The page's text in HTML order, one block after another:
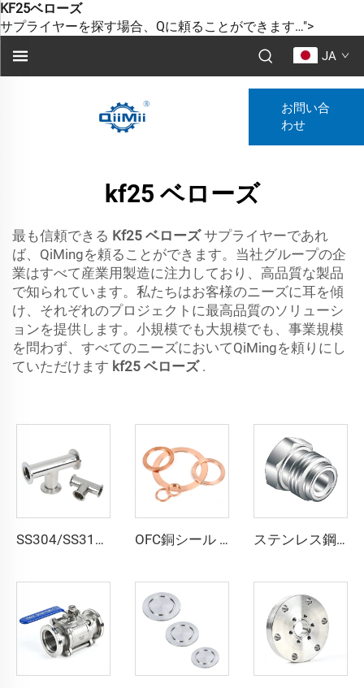
KF25ベローズ
サプライヤーを探す場合、Qに頼ることができます…">
JA
お問い合
わせ
kf25 ベローズ
最も信頼できる Kf25 ベローズサプライヤーであれ
ば、QiMingを頼ることができます。当社グループの企
業はすべて産業用製造に注力しており、高品質な製品
で知られています。私たちはお客様のニーズに耳を傾
け、それぞれのプロジェクトに最高品質のソリューシ
ョンを提供します。小規模でも大規模でも、事業規模
を問わず、すべてのニーズにおいてQiMingを頼りにし
ていただけます kf25 ベローズ .
SS304/SS316L 真空継手 NW/KF ステンレス鋼 3方向 NW16-NW50 ステンレス等分 Tee KF16/KF25/KF40 フランジ 半導体用 OFC銅シール 超高真空用無酸素金属ワッシャー継手 CF16-CF350 フランジ ウェッジ真鍮 結合タイプ 平面 ステンレス鋼製エンドプラグ SS316L QCR-メタルフェース継手 1/8"-1" ブライトアニール／電解研磨仕上げ